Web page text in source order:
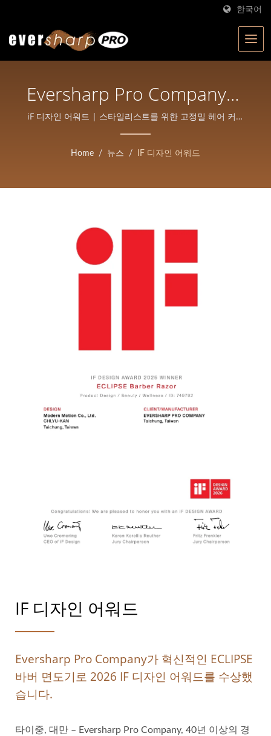
한국어
Eversharp Pro Company가
혁신적인 ECLIPSE 바버 면
도기로 2026 IF 디자인 어워
의 ISO 인증 가위 제조업체
전문 가위를 위한
iF 디자인 어워드 | 스타일리스트를 위한 고정밀 헤어 커팅
가위
Home / 뉴스 / IF 디자인 어워드
IF 디자인 어워드
Eversharp Pro Company가 혁신적인 ECLIPSE
바버 면도기로 2026 IF 디자인 어워드를 수상했
습니다.
타이중, 대만 – Eversharp Pro Company, 40년 이상의 경